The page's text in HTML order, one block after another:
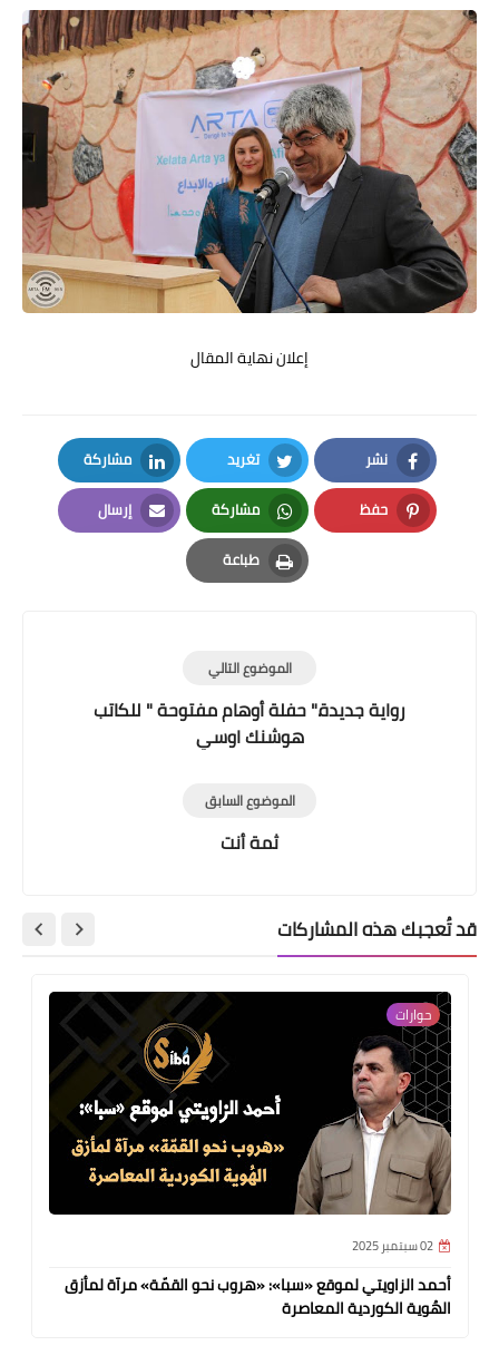
إعلان نهاية المقال
نشر
Facebook
تغريد
Twitter
مشاركة
LinkedIn
حفظ
Pinterest
مشاركة
Whatsapp
إرسال
Email
طباعة
Print
الموضوع التالي
رواية جديدة." حفلة أوهام مفتوحة " للكاتب
هوشنك اوسي
الموضوع السابق
ثمة أنت
قد تُعجبك هذه المشاركات
حوارات
02 سبتمبر 2025
أحمد الزاويتي لموقع «سبا»: «هروب نحو القمّة» مرآة لمأزق
الهُوية الكوردية المعاصرة